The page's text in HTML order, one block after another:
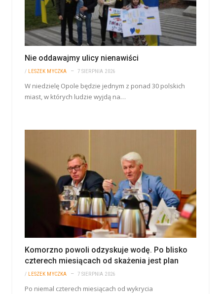
Nie oddawajmy ulicy nienawiści
/ LESZEK MYCZKA 7 SIERPNIA 2026
W niedzielę Opole będzie jednym z ponad 30 polskich
miast, w których ludzie wyjdą na…
Komorzno powoli odzyskuje wodę. Po blisko
czterech miesiącach od skażenia jest plan
/ LESZEK MYCZKA 7 SIERPNIA 2026
Po niemal czterech miesiącach od wykrycia